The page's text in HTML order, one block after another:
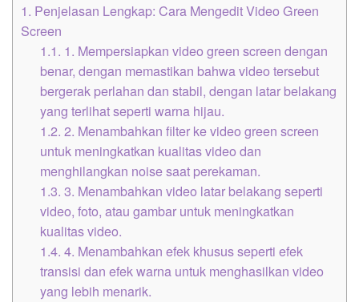
1. Penjelasan Lengkap: Cara Mengedit Video Green
Screen
1.1. 1. Mempersiapkan video green screen dengan
benar, dengan memastikan bahwa video tersebut
bergerak perlahan dan stabil, dengan latar belakang
yang terlihat seperti warna hijau.
1.2. 2. Menambahkan filter ke video green screen
untuk meningkatkan kualitas video dan
menghilangkan noise saat perekaman.
1.3. 3. Menambahkan video latar belakang seperti
video, foto, atau gambar untuk meningkatkan
kualitas video.
1.4. 4. Menambahkan efek khusus seperti efek
transisi dan efek warna untuk menghasilkan video
yang lebih menarik.